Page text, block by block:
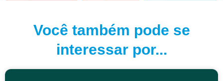
Você também pode se
interessar por...